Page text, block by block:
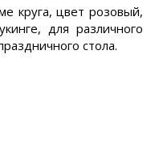
круга, цвет розовый,
для различного
стола.